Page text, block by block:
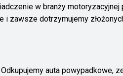
w branży motoryzacyjnej
i zawsze dotrzymujemy
auta powypadkowe,